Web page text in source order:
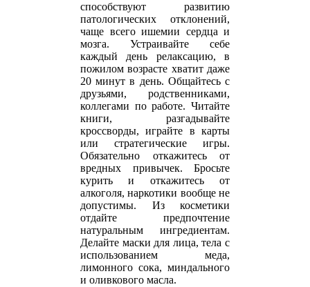
способствуют развитию
патологических отклонений,
чаще всего ишемии сердца и
мозга. Устраивайте себе
каждый день релаксацию, в
пожилом возрасте хватит даже
20 минут в день. Общайтесь с
друзьями, родственниками,
коллегами по работе. Читайте
книги, разгадывайте
кроссворды, играйте в карты
или стратегические игры.
Обязательно откажитесь от
вредных привычек. Бросьте
курить и откажитесь от
алкоголя, наркотики вообще не
допустимы. Из косметики
отдайте предпочтение
натуральным ингредиентам.
Делайте маски для лица, тела с
использованием меда,
лимонного сока, миндального
и оливкового масла.